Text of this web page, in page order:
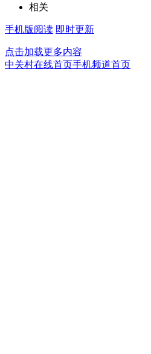
相关
手机版阅读 即时更新
点击加载更多内容
中关村在线首页手机频道首页